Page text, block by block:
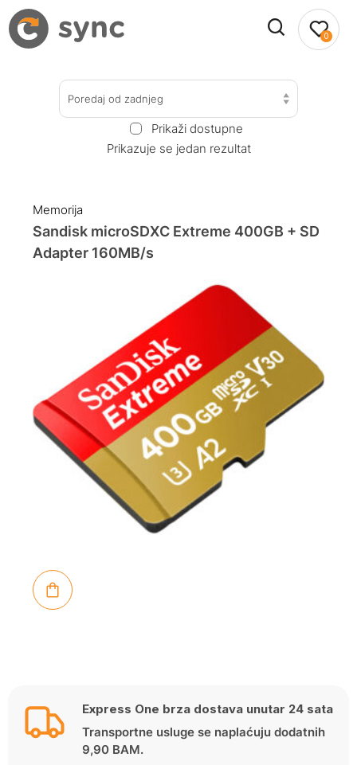
0
Poredaj od zadnjeg
Prikaži dostupne
Prikazuje se jedan rezultat
Memorija
Sandisk microSDXC Extreme 400GB + SD
Adapter 160MB/s
Express One brza dostava unutar 24 sata
Transportne usluge se naplaćuju dodatnih
9,90 BAM.